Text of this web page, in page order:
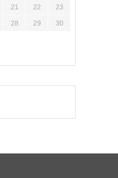
21 22 23
28 29 30